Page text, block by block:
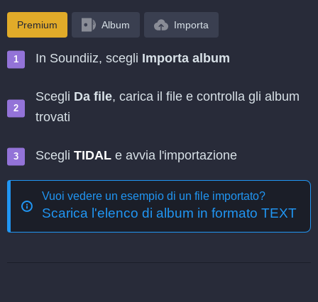
Premium Album Importa
In Soundiiz, scegli Importa album
Scegli Da file, carica il file e controlla gli album
trovati
Scegli TIDAL e avvia l'importazione
Vuoi vedere un esempio di un file importato?
Scarica l'elenco di album in formato TEXT